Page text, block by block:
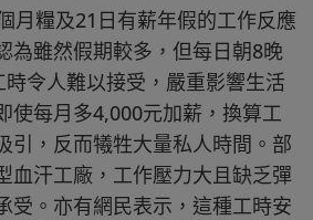
月糧及21日有薪年假的工作反應
為雖然假期較多，但每日朝8晚
令人難以接受，嚴重影響生活
使每月多4,000元加薪，換算工
引，反而犧牲大量私人時間。部
血汗工廠，工作壓力大且缺乏彈
受。亦有網民表示，這種工時安